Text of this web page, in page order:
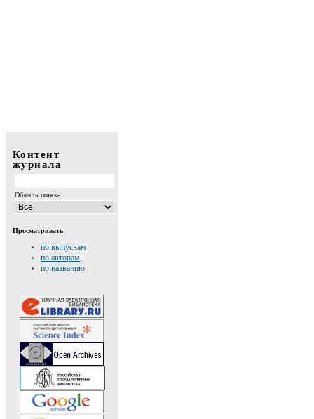
Контент
журнала
Область поиска
Просматривать
по выпускам
по авторам
по названию